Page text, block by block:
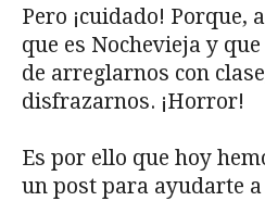
Pero ¡cuidado! Porque,
que es Nochevieja y
de arreglarnos con
disfrazarnos. ¡Horror!
Es por ello que hoy
un post para ayudarte